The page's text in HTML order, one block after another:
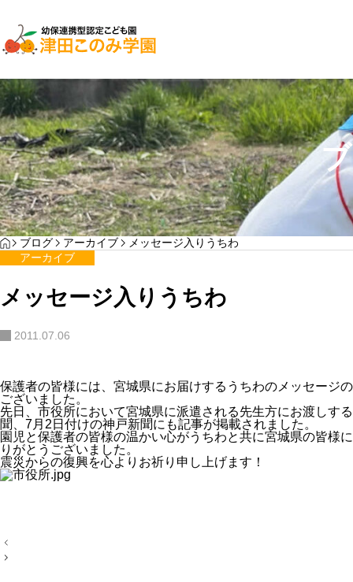
子育て支援
わんぱく通信7月号
園児募集
２０２７年入園検
YOGA
HOME
ブログ アーカイブ
メッセージ入りうちわ
アーカイブ
メッセージ入りうちわ
2011.07.06
保護者の皆様には、宮城県にお届けするうちわのメッセージ
ございました。
先日、市役所において宮城県に派遣される先生方にお渡しす
聞、7月2日付けの神戸新聞にも記事が掲載されました。
園児と保護者の皆様の温かい心がうちわと共に宮城県の皆様
りがとうございました。
震災からの復興を心よりお祈り申し上げます！
投
稿